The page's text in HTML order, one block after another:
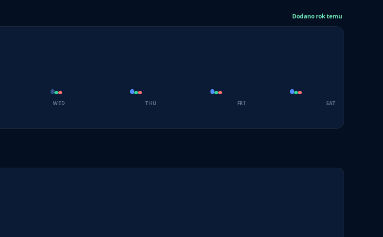
Dodano rok temu
WED THU FRI SAT